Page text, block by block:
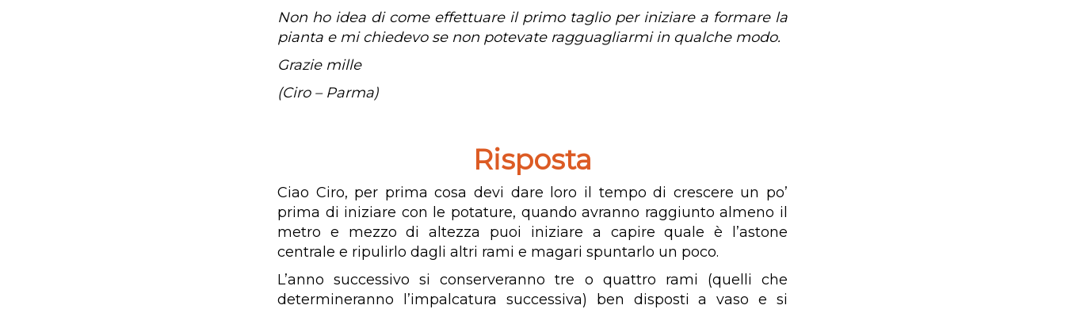
Non ho idea di come effettuare il primo taglio per iniziare a formare la
pianta e mi chiedevo se non potevate ragguagliarmi in qualche modo.
Grazie mille
(Ciro – Parma)
Risposta
Ciao Ciro, per prima cosa devi dare loro il tempo di crescere un po’
prima di iniziare con le potature, quando avranno raggiunto almeno il
metro e mezzo di altezza puoi iniziare a capire quale è l’astone
centrale e ripulirlo dagli altri rami e magari spuntarlo un poco.
L’anno successivo si conserveranno tre o quattro rami (quelli che
determineranno l’impalcatura successiva) ben disposti a vaso e si